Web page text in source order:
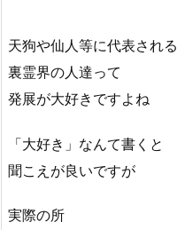
天狗や仙人等に代表される
裏霊界の人達って
発展が大好きですよね
「大好き」なんて書くと
聞こえが良いですが
実際の所